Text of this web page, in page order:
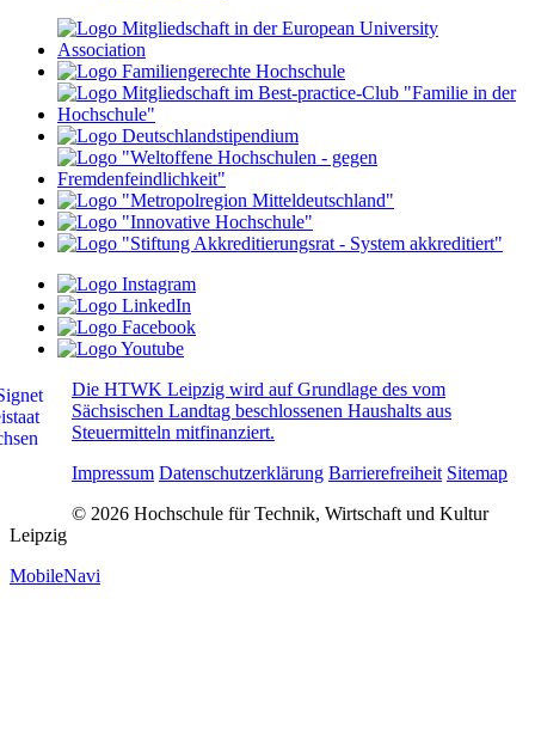
Die HTWK Leipzig wird auf Grundlage des vom
Sächsischen Landtag beschlossenen Haushalts aus
Steuermitteln mitfinanziert.
Impressum Datenschutzerklärung Barrierefreiheit Sitemap
© 2026 Hochschule für Technik, Wirtschaft und Kultur
Leipzig
MobileNavi